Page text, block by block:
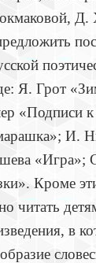
Я. Грот
«Подписи к
И.
«Игра»;
Кроме
читать
в